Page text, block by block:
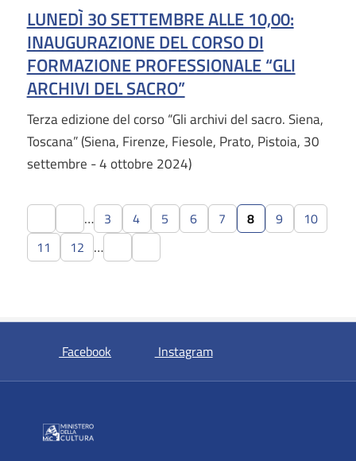
LUNEDÌ 30 SETTEMBRE ALLE 10,00:
INAUGURAZIONE DEL CORSO DI
FORMAZIONE PROFESSIONALE “GLI
ARCHIVI DEL SACRO”
Terza edizione del corso “Gli archivi del sacro. Siena,
Toscana” (Siena, Firenze, Fiesole, Prato, Pistoia, 30
settembre - 4 ottobre 2024)
… 3 4 5 6 7 8 9
10
11
12 …
Facebook si apre in una nuova scheda
Instagramsi apre in una nuova